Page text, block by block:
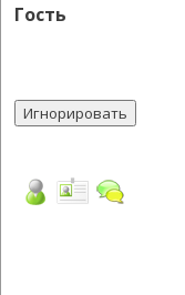
Гость